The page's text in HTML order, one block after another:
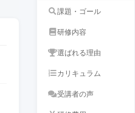
課題・ゴール
研修内容
選ばれる理由
カリキュラム
受講者の声